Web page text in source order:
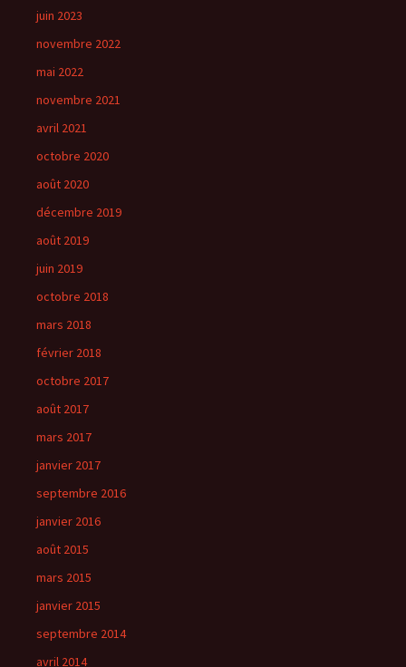
juin 2023
novembre 2022
mai 2022
novembre 2021
avril 2021
octobre 2020
août 2020
décembre 2019
août 2019
juin 2019
octobre 2018
mars 2018
février 2018
octobre 2017
août 2017
mars 2017
janvier 2017
septembre 2016
janvier 2016
août 2015
mars 2015
janvier 2015
septembre 2014
avril 2014